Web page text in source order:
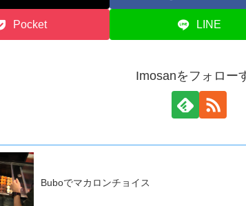
Pocket LINE
Imosanをフォロー
Buboでマカロンチョイス